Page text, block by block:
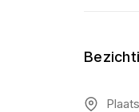
Plaats